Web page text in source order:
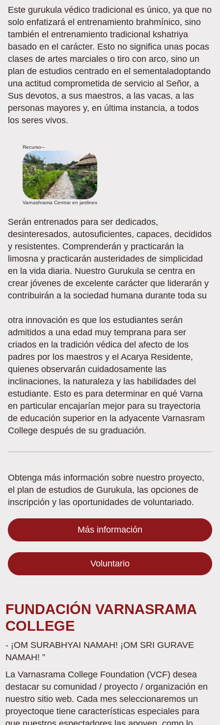
Este gurukula védico tradicional es único, ya que no
solo enfatizará el entrenamiento brahmínico, sino
también el entrenamiento tradicional kshatriya
basado en el carácter. Esto no significa unas pocas
clases de artes marciales o tiro con arco, sino un
plan de estudios centrado en el sementaladoptando
una actitud comprometida de servicio al Señor, a
Sus devotos, a sus maestros, a las vacas, a las
personas mayores y, en última instancia, a todos
los seres vivos.
Recurso─
Varnashrama Centrar en jardines
Serán entrenados para ser dedicados,
desinteresados, autosuficientes, capaces, decididos
y resistentes. Comprenderán y practicarán la
limosna y practicarán austeridades de simplicidad
en la vida diaria. Nuestro Gurukula se centra en
crear jóvenes de excelente carácter que liderarán y
contribuirán a la sociedad humana durante toda su
otra innovación es que los estudiantes serán
admitidos a una edad muy temprana para ser
criados en la tradición védica del afecto de los
padres por los maestros y el Acarya Residente,
quienes observarán cuidadosamente las
inclinaciones, la naturaleza y las habilidades del
estudiante. Esto es para determinar en qué Varna
en particular encajarían mejor para su trayectoria
de educación superior en la adyacente Varnasram
College después de su graduación.
Obtenga más información sobre nuestro proyecto,
el plan de estudios de Gurukula, las opciones de
inscripción y las oportunidades de voluntariado.
Más información
Voluntario
FUNDACIÓN VARNASRAMA
COLLEGE
- ¡OM SURABHYAI NAMAH! ¡OM SRI GURAVE
NAMAH! ”
La Varnasrama College Foundation (VCF) desea
destacar su comunidad / proyecto / organización en
nuestro sitio web. Cada mes seleccionaremos un
proyectoque tiene características especiales para